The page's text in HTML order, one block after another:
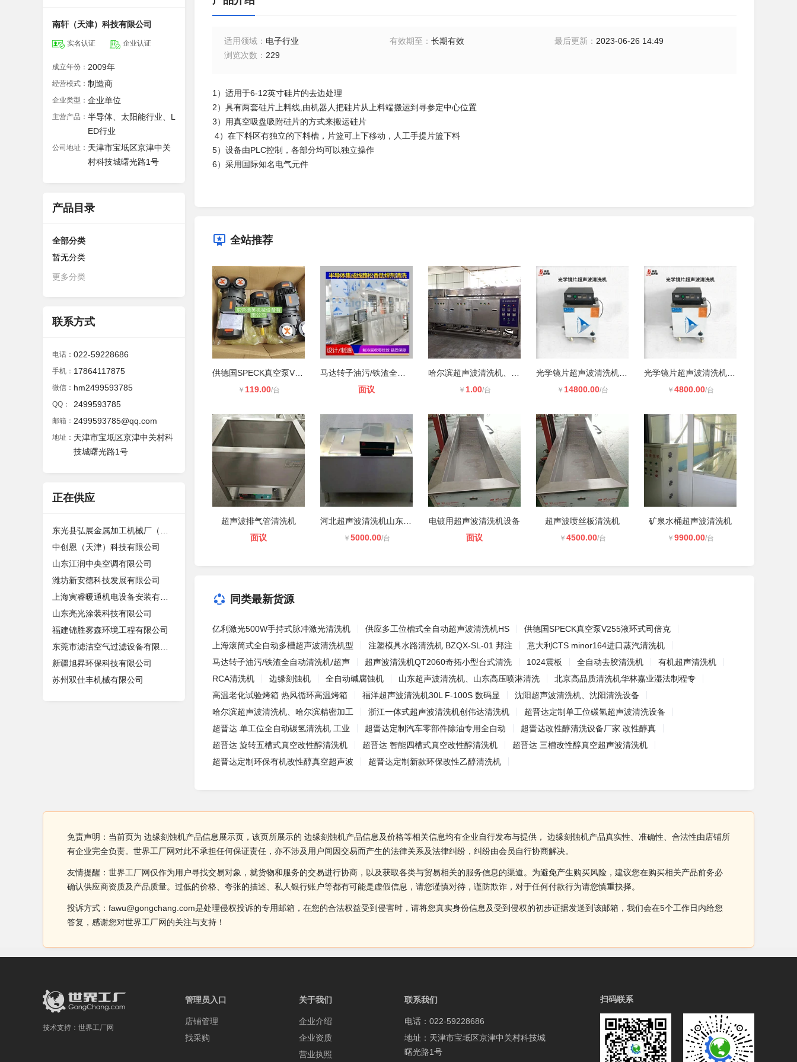
南轩（天津）科技有限公司
实名认证 企业认证
成立年份： 2009年
经营模式： 制造商
企业类型： 企业单位
主营产品： 半导体、太阳能行业、L
ED行业
公司地址： 天津市宝坻区京津中关
村科技城曙光路1号
产品目录
全部分类
暂无分类
更多分类
联系方式
电话： 022-59228686
手机： 17864117875
微信： hm2499593785
QQ： 2499593785
邮箱： 2499593785@qq.com
地址： 天津市宝坻区京津中关村科
技城曙光路1号
正在供应
中创恩（天津）科技有限公司
山东江润中央空调有限公司
潍坊新安德科技发展有限公司
山东亮光涂装科技有限公司
福建锦胜雾森环境工程有限公司
新疆旭昇环保科技有限公司
苏州双仕丰机械有限公司
适用领域 ： 电子行业 有效期至 ： 长期有效 最后更新 ： 2023-06-26 14:49
浏览次数 ： 229
1）适用于6-12英寸硅片的去边处理
2）具有两套硅片上料线,由机器人把硅片从上料端搬运到寻参定中心位置
3）用真空吸盘吸附硅片的方式来搬运硅片
4）在下料区有独立的下料槽，片篮可上下移动，人工手提片篮下料
5）设备由PLC控制，各部分均可以独立操作
6）采用国际知名电气元件
全站推荐
￥ 119.00/台
面议
￥ 1.00/台 ￥ 14800.00/台 ￥ 4800.00/台
超声波排气管清洗机
面议
￥ 5000.00/台
电镀用超声波清洗机设备
面议
超声波喷丝板清洗机
￥ 4500.00/台
矿泉水桶超声波清洗机
￥ 9900.00/台
同类最新货源
亿利激光500W手持式脉冲激光清洗机 供应多工位槽式全自动超声波清洗机HS
供德国SPECK真空泵V255液环式司倍克
上海滚筒式全自动多槽超声波清洗机型
注塑模具水路清洗机 BZQX-SL-01 邦注
意大利CTS minor164进口蒸汽清洗机
马达转子油污/铁渣全自动清洗机/超声
超声波清洗机QT2060奇拓小型台式清洗 1024震板 全自动去胶清洗机
有机超声清洗机
RCA清洗机
边缘刻蚀机 全自动碱腐蚀机 山东超声波清洗机、山东高压喷淋清洗
北京高品质清洗机华林嘉业湿法制程专
高温老化试验烤箱 热风循环高温烤箱
福洋超声波清洗机30L F-100S 数码显
沈阳超声波清洗机、沈阳清洗设备
哈尔滨超声波清洗机、哈尔滨精密加工
浙江一体式超声波清洗机创伟达清洗机
超晋达定制单工位碳氢超声波清洗设备
超晋达 单工位全自动碳氢清洗机 工业
超晋达定制汽车零部件除油专用全自动
超晋达改性醇清洗设备厂家 改性醇真
超晋达 旋转五槽式真空改性醇清洗机
超晋达 智能四槽式真空改性醇清洗机
超晋达 三槽改性醇真空超声波清洗机
超晋达定制环保有机改性醇真空超声波
超晋达定制新款环保改性乙醇清洗机
免责声明：当前页为 边缘刻蚀机产品信息展示页，该页所展示的 边缘刻蚀机产品信息及价格等相关信息均有企业自行发布与提供， 边缘刻蚀机产品真实性、准确性、合法性由店铺所
有企业完全负责。世界工厂网对此不承担任何保证责任，亦不涉及用户间因交易而产生的法律关系及法律纠纷，纠纷由会员自行协商解决。
友情提醒：世界工厂网仅作为用户寻找交易对象，就货物和服务的交易进行协商，以及获取各类与贸易相关的服务信息的渠道。为避免产生购买风险，建议您在购买相关产品前务必
确认供应商资质及产品质量。过低的价格、夸张的描述、私人银行账户等都有可能是虚假信息，请您谨慎对待，谨防欺诈，对于任何付款行为请您慎重抉择。
投诉方式：fawu@gongchang.com是处理侵权投诉的专用邮箱，在您的合法权益受到侵害时，请将您真实身份信息及受到侵权的初步证据发送到该邮箱，我们会在5个工作日内给您
答复，感谢您对世界工厂网的关注与支持！
技术支持： 世界工厂网
管理员入口
店铺管理
找采购
关于我们
企业介绍
企业资质
营业执照
联系我们
电话：022-59228686
地址：天津市宝坻区京津中关村科技城
曙光路1号
扫码联系